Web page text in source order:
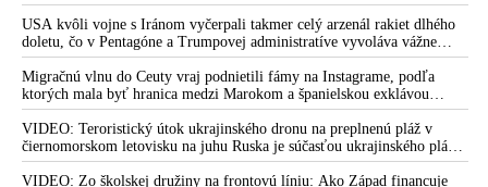
Donald Trump sa čuduje, že jeho spojenci ho kritizujú za to, že
nedošlo k prisľúbenému zverejneniu Epsteinovho zoznamu
klientov a podozrivých okolností údajnej samovraždy
organizátora globálnej pedofilnej siete. Epsteinove spisy sú
podľa prezidenta USA výtvorom Baracka Obamu, Hillary
Clintonovej & spol. a nikoho nezaujímajú
VIDEO: Americký moderátor Bill O'Reilly spomenul svoj
osobný rozhovor s Donaldom Trumpom, ktorý mu priznal, že s
USA kvôli vojne s Iránom vyčerpali takmer celý arzenál rakiet dlhého
doletu, čo v Pentagóne a Trumpovej administratíve vyvoláva vážne
obavy o bojaschopnosť americkej armády v prípade vypuknutia
konfliktu s Čínou alebo Ruskom
Migračnú vlnu do Ceuty vraj podnietili fámy na Instagrame, podľa
ktorých mala byť hranica medzi Marokom a španielskou exklávou
otvorená
VIDEO: Teroristický útok ukrajinského dronu na preplnenú pláž v
čiernomorskom letovisku na juhu Ruska je súčasťou ukrajinského plánu,
ktorý kopíruje model Hitlerovej „totálnej vojny“ po porážke
Wehrmachtu pri Stalingrade. Útok v Kaspickom mori na iránsku loď
VIDEO: Zo školskej družiny na frontovú líniu: Ako Západ financuje